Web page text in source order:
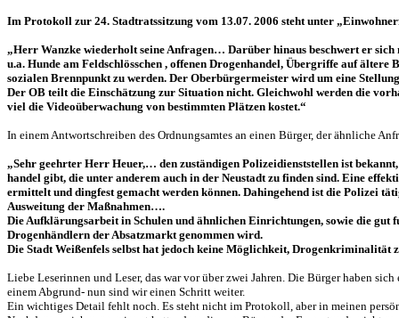
Im Protokoll zur 24. Stadtratssitzung vom 13.07. 2006 steht unter
„Herr Wanzke wiederholt seine Anfragen… Darüber hinaus beschwert er
u.a. Hunde am Feldschlösschen , offenen Drogenhandel, Übergriffe auf
sozialen Brennpunkt zu werden. Der Oberbürgermeister wird um eine
Der OB teilt die Einschätzung zur Situation nicht. Gleichwohl werden die
viel die Videoüberwachung von bestimmten Plätzen kostet.“
In einem Antwortschreiben des Ordnungsamtes an einen Bürger, der ähnliche
„Sehr geehrter Herr Heuer,… den zuständigen Polizeidienststellen ist
handel gibt, die unter anderem auch in der Neustadt zu finden sind. Eine
ermittelt und dingfest gemacht werden können. Dahingehend ist die Polizei
Ausweitung der Maßnahmen….
Die Aufklärungsarbeit in Schulen und ähnlichen Einrichtungen, sowie die gut
Drogenhändlern der Absatzmarkt genommen wird.
Die Stadt Weißenfels selbst hat jedoch keine Möglichkeit,
Liebe Leserinnen und Leser, das war vor über zwei Jahren. Die Bürger haben
einem Abgrund- nun sind wir einen Schritt weiter.
Ein wichtiges Detail fehlt noch. Es steht nicht im Protokoll, aber in meinen